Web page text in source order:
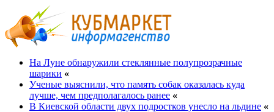
На Луне обнаружили стеклянные полупрозрачные
шарики «
Ученые выяснили, что память собак оказалась куда
лучше, чем предполагалось ранее «
В Киевской области двух подростков унесло на льдине «